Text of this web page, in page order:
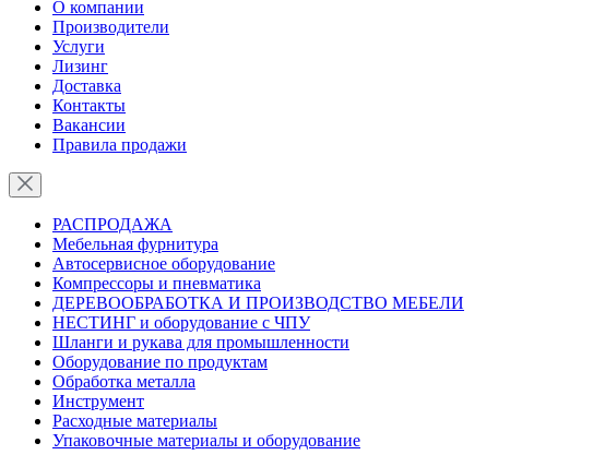
О компании
Производители
Услуги
Лизинг
Доставка
Контакты
Вакансии
Правила продажи
РАСПРОДАЖА
Мебельная фурнитура
Автосервисное оборудование
Компрессоры и пневматика
ДЕРЕВООБРАБОТКА И ПРОИЗВОДСТВО МЕБЕЛИ
НЕСТИНГ и оборудование с ЧПУ
Шланги и рукава для промышленности
Оборудование по продуктам
Обработка металла
Инструмент
Расходные материалы
Упаковочные материалы и оборудование